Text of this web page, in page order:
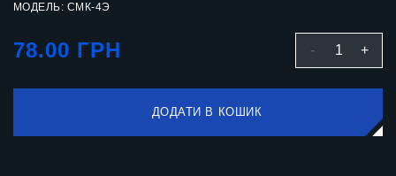
МОДЕЛЬ: СМК-4Э
78.00 ГРН - 1 +
ДОДАТИ В КОШИК